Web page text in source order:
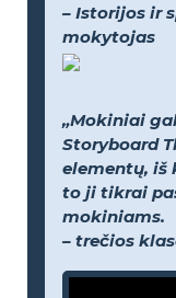
– Istorijos ir
mokytojas
„Mokiniai
Storyboard
elementų, iš
to ji tikrai
mokiniams.
– trečios